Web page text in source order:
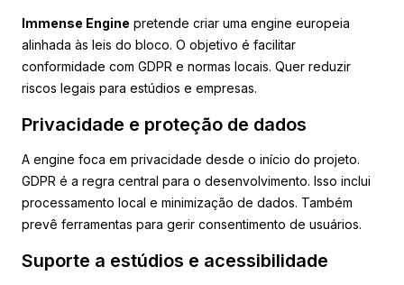
Immense Engine pretende criar uma engine europeia
alinhada às leis do bloco. O objetivo é facilitar
conformidade com GDPR e normas locais. Quer reduzir
riscos legais para estúdios e empresas.
Privacidade e proteção de dados
A engine foca em privacidade desde o início do projeto.
GDPR é a regra central para o desenvolvimento. Isso inclui
processamento local e minimização de dados. Também
prevê ferramentas para gerir consentimento de usuários.
Suporte a estúdios e acessibilidade